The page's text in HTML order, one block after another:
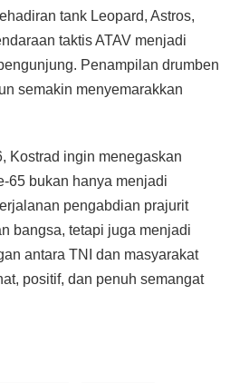
tank Leopard, Astros,
taktis ATAV menjadi
Penampilan drumben
semakin menyemarakkan
Kostrad ingin menegaskan
65 bukan hanya menjadi
pengabdian prajurit
bangsa, tetapi juga menjadi
antara TNI dan masyarakat
positif, dan penuh semangat